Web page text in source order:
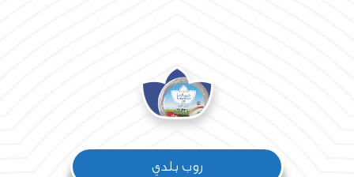
روب بلدي